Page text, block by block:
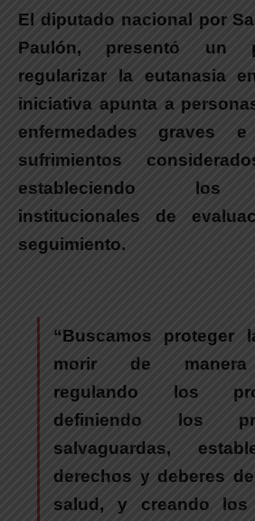
El diputado nacional por
Paulón, presentó un
regularizar la eutanasia
iniciativa apunta a
enfermedades graves
sufrimientos
estableciendo los
institucionales de
seguimiento.
“Buscamos proteger
morir de manera
regulando los
definiendo los
salvaguardas,
derechos y deberes
salud, y creando los